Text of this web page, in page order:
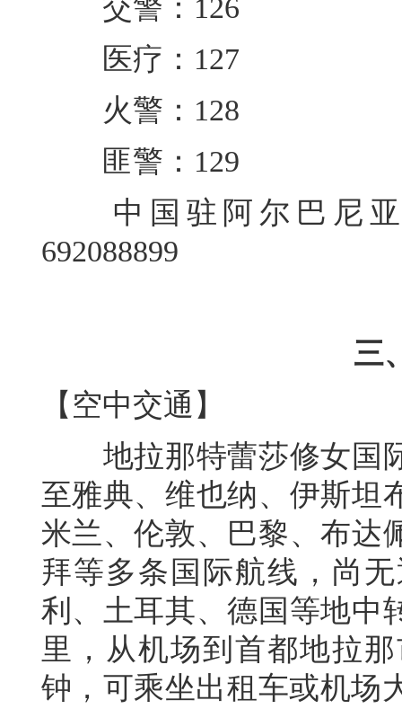
交警：126
医疗：127
火警：128
匪警：129
中国驻阿尔巴尼亚
692088899
三
【空中交通】
地拉那特蕾莎修女国际
至雅典、维也纳、伊斯坦
米兰、伦敦、巴黎、布达
拜等多条国际航线，尚
利、土耳其、德国等地中
里，从机场到首都地拉
钟，可乘坐出租车或机场